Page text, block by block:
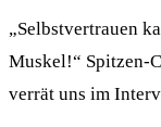
„Selbstvertrauen
Muskel!“ Spitzen-
verrät uns im